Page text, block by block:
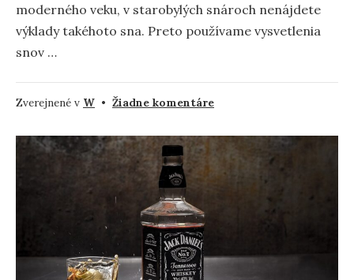
moderného veku, v starobylých snároch nenájdete
výklady takéhoto sna. Preto používame vysvetlenia
snov …
Zverejnené v W • Žiadne komentárena
–
Význam
a